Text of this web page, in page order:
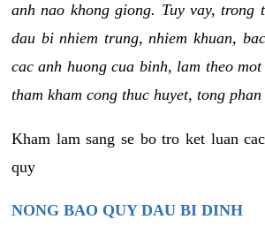
anh nao khong giong. Tuy vay, trong
dau bi nhiem trung, nhiem khuan,
cac anh huong cua binh, lam theo
tham kham cong thuc huyet, tong
Kham lam sang se bo tro ket luan
quy
NONG BAO QUY DAU BI DINH